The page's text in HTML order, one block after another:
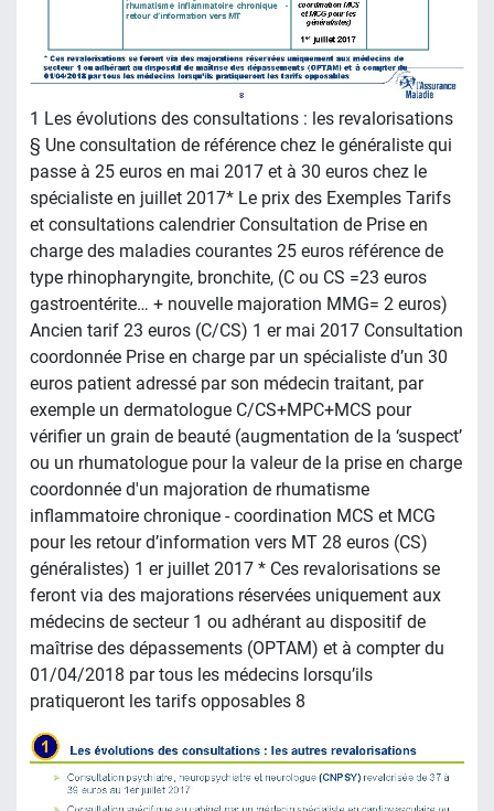
1 Les évolutions des consultations : les revalorisations
§ Une consultation de référence chez le généraliste qui
passe à 25 euros en mai 2017 et à 30 euros chez le
spécialiste en juillet 2017* Le prix des Exemples Tarifs
et consultations calendrier Consultation de Prise en
charge des maladies courantes 25 euros référence de
type rhinopharyngite, bronchite, (C ou CS =23 euros
gastroentérite… + nouvelle majoration MMG= 2 euros)
Ancien tarif 23 euros (C/CS) 1 er mai 2017 Consultation
coordonnée Prise en charge par un spécialiste d’un 30
euros patient adressé par son médecin traitant, par
exemple un dermatologue C/CS+MPC+MCS pour
vérifier un grain de beauté (augmentation de la ‘suspect’
ou un rhumatologue pour la valeur de la prise en charge
coordonnée d'un majoration de rhumatisme
inflammatoire chronique - coordination MCS et MCG
pour les retour d’information vers MT 28 euros (CS)
généralistes) 1 er juillet 2017 * Ces revalorisations se
feront via des majorations réservées uniquement aux
médecins de secteur 1 ou adhérant au dispositif de
maîtrise des dépassements (OPTAM) et à compter du
01/04/2018 par tous les médecins lorsqu’ils
pratiqueront les tarifs opposables 8